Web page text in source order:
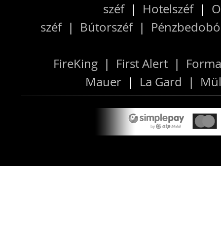
széf| Hotelszéf|
széf| Bútorszéf|
FireKing | First Alert |
Mauer | La Gard |